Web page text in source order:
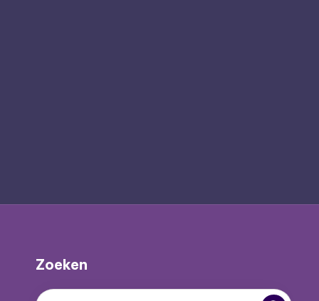
Zoeken